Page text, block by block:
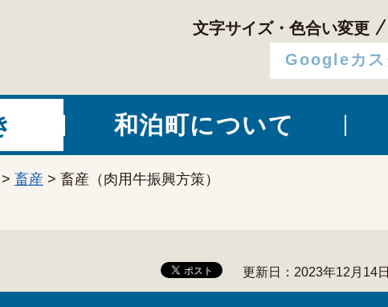
文字サイズ・色合い変更
和泊町について
> 畜産 > 畜産（肉用牛振興方策）
更新日：2023年12月14日